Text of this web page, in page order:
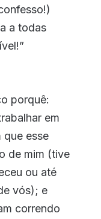
a todas
porquê:
em
que esse
de mim (tive
ou até
vós); e
correndo